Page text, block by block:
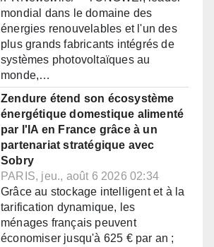
mondial dans le domaine des
énergies renouvelables et l'un des
plus grands fabricants intégrés de
systèmes photovoltaïques au
monde,…
Zendure étend son écosystème
énergétique domestique alimenté
par l'IA en France grâce à un
partenariat stratégique avec
Sobry
PARIS, jeu., août 6 2026 02:34
Grâce au stockage intelligent et à la
tarification dynamique, les
ménages français peuvent
économiser jusqu'à 625 € par an ;